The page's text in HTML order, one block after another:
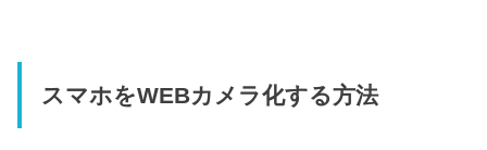
スマホをWEBカメラ化する方法